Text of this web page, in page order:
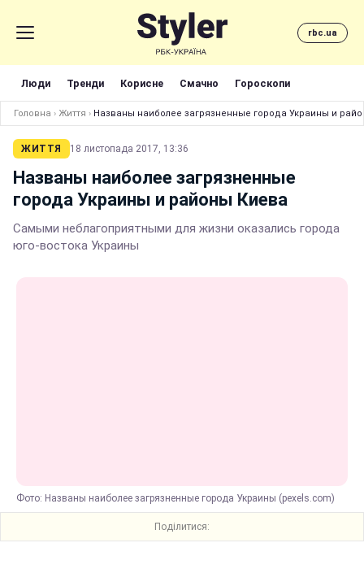
rbc.ua
Люди Тренди Корисне Смачно Гороскопи
Головна › Життя › Названы наиболее загрязненные города Украины и
ЖИТТЯ 18 листопада 2017, 13:36
Названы наиболее загрязненные
города Украины и районы Киева
Самыми неблагоприятными для жизни оказались города
юго-востока Украины
Фото: Названы наиболее загрязненные города Украины (pexels.com)
Поділитися: